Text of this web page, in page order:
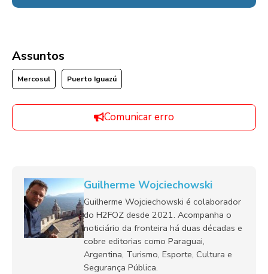
Assuntos
Mercosul Puerto Iguazú
Comunicar erro
Guilherme Wojciechowski
Guilherme Wojciechowski é colaborador
do H2FOZ desde 2021. Acompanha o
noticiário da fronteira há duas décadas e
cobre editorias como Paraguai,
Argentina, Turismo, Esporte, Cultura e
Segurança Pública.